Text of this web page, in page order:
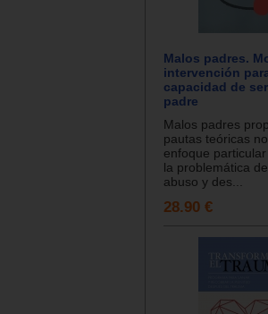
Malos padres.
intervención
capacidad de
padre
Malos padres
pautas teóricas
enfoque
la problemática
abuso y des...
28.90 €